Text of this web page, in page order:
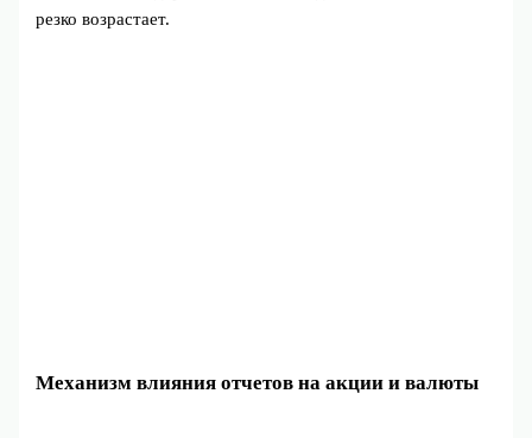
резко возрастает.
Механизм влияния отчетов на акции и валюты